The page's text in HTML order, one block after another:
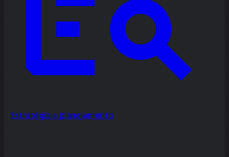
Estratégia e planejamento